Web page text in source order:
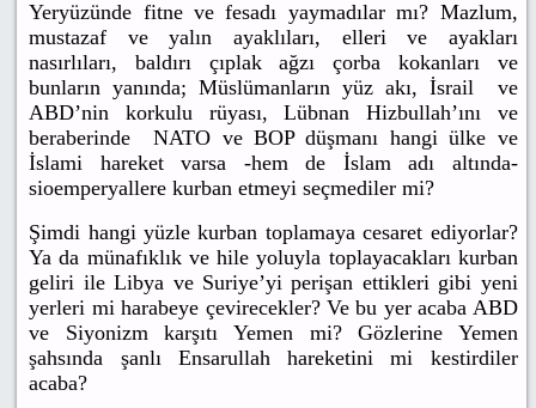
Yeryüzünde fitne ve fesadı yaymadılar mı? Mazlum,
mustazaf ve yalın ayaklıları, elleri ve ayakları
nasırlıları, baldırı çıplak ağzı çorba kokanları ve
bunların yanında; Müslümanların yüz akı, İsrail ve
ABD’nin korkulu rüyası, Lübnan Hizbullah’ını ve
beraberinde NATO ve BOP düşmanı hangi ülke ve
İslami hareket varsa -hem de İslam adı altında-
sioemperyallere kurban etmeyi seçmediler mi?
Şimdi hangi yüzle kurban toplamaya cesaret ediyorlar?
Ya da münafıklık ve hile yoluyla toplayacakları kurban
geliri ile Libya ve Suriye’yi perişan ettikleri gibi yeni
yerleri mi harabeye çevirecekler? Ve bu yer acaba ABD
ve Siyonizm karşıtı Yemen mi? Gözlerine Yemen
şahsında şanlı Ensarullah hareketini mi kestirdiler
acaba?